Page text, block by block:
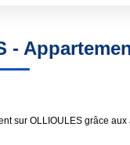
-
sur OLLIOULES grâce